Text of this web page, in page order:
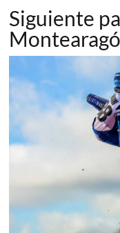
Siguiente